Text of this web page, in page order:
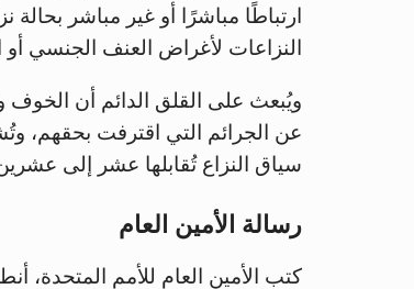
ارتباطًا مباشرًا أو غير مباشر
النزاعات لأغراض العنف الجنسي أو
ويُبعث على القلق الدائم أن الخوف
عن الجرائم التي اقترفت بحقهم،
سياق النزاع تُقابلها عشر إلى
رسالة الأمين العام
كتب الأمين العام للأمم المتحدة،